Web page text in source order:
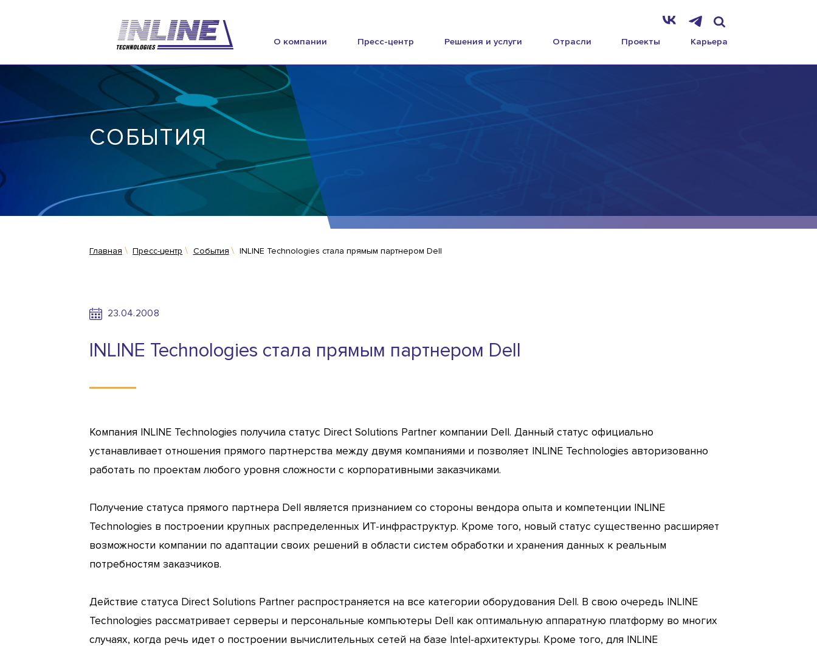
О компании Пресс-центр Решения и услуги Отрасли Проекты Карьера
СОБЫТИЯ
Главная Пресс-центр События INLINE Technologies стала прямым партнером Dell
23.04.2008
INLINE Technologies стала прямым партнером Dell
Компания INLINE Technologies получила статус Direct Solutions Partner компании Dell. Данный статус официально
устанавливает отношения прямого партнерства между двумя компаниями и позволяет INLINE Technologies авторизованно
работать по проектам любого уровня сложности с корпоративными заказчиками.
Получение статуса прямого партнера Dell является признанием со стороны вендора опыта и компетенции INLINE
Technologies в построении крупных распределенных ИТ-инфраструктур. Кроме того, новый статус существенно расширяет
возможности компании по адаптации своих решений в области систем обработки и хранения данных к реальным
потребностям заказчиков.
Действие статуса Direct Solutions Partner распространяется на все категории оборудования Dell. В свою очередь INLINE
Technologies рассматривает серверы и персональные компьютеры Dell как оптимальную аппаратную платформу во многих
случаях, когда речь идет о построении вычислительных сетей на базе Intel-архитектуры. Кроме того, для INLINE